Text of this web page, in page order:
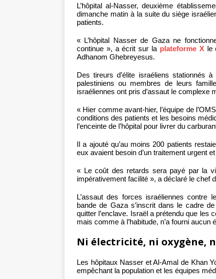
L’hôpital al-Nasser, deuxième
dimanche matin à la suite du siège
patients.
« L’hôpital Nasser de Gaza ne
continue », a écrit sur la plateforme Xle
Adhanom Ghebreyesus.
Des tireurs d’élite israéliens stationnés
palestiniens ou membres de leurs
israéliennes ont pris d’assaut le complexe
« Hier comme avant-hier, l’équipe de
conditions des patients et les besoins
l’enceinte de l’hôpital pour livrer du
Il a ajouté qu’au moins 200 patients
eux avaient besoin d’un traitement urgent
« Le coût des retards sera payé par la
impérativement facilité », a déclaré le chef
L’assaut des forces israéliennes contre
bande de Gaza s’inscrit dans le cadre
quitter l’enclave. Israël a prétendu que les
mais comme à l’habitude, n’a fourni aucun
Ni électricité, ni oxygène,
Les hôpitaux Nasser et Al-Amal de Khan
empêchant la population et les équipes